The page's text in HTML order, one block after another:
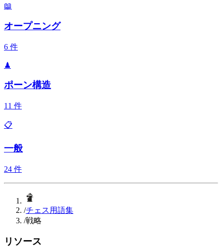
📖
オープニング
6 件
♟
ポーン構造
11 件
📋
一般
24 件
/チェス用語集
/戦略
リソース